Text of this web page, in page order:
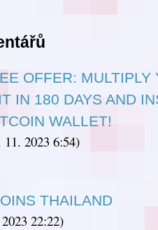
OFFER: MULTIPLY
IN 180 DAYS AND
WALLET!
11. 2023 6:54)
THAILAND
22:22)